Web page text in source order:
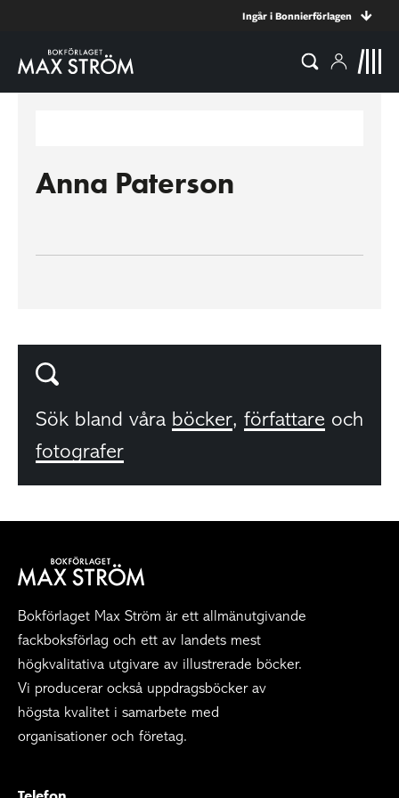
Ingår i Bonnierförlagen
Anna Paterson
Sök bland våra böcker, författare och
fotografer
Bokförlaget Max Ström är ett allmänutgivande
fackboksförlag och ett av landets mest
högkvalitativa utgivare av illustrerade böcker.
Vi producerar också uppdragsböcker av
högsta kvalitet i samarbete med
organisationer och företag.